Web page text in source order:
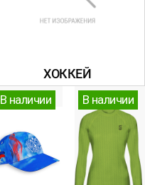
ХОККЕЙ
В наличии В наличии